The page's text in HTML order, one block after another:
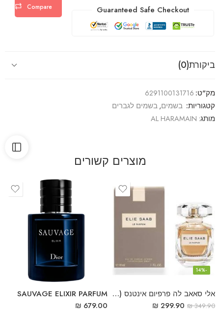
Compare Guaranteed Safe Checkout
ביקורת(0)
מק"ט: 6291100131716
קטגוריות: בשמים,בשמים לגברים
מותג: AL HARAMAIN
מוצרים קשורים
אלי סאאב לה פרפיום אינטנס (א) אדפ 90מל
-14%
349.90
₪
299.90
₪
SAUVAGE ELIXIR PARFUM
679.00
₪